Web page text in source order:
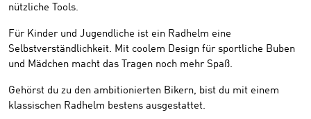
nützliche Tools.
Für Kinder und Jugendliche ist ein Radhelm eine
Selbstverständlichkeit. Mit coolem Design für sportliche Buben
und Mädchen macht das Tragen noch mehr Spaß.
Gehörst du zu den ambitionierten Bikern, bist du mit einem
klassischen Radhelm bestens ausgestattet.